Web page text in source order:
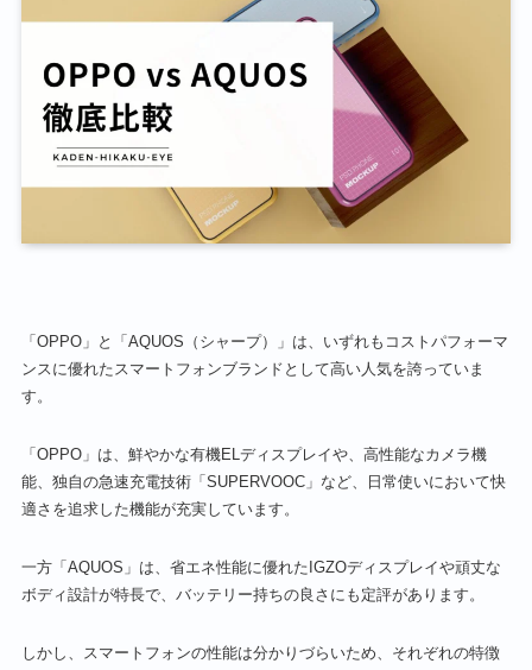
「OPPO」と「AQUOS（シャープ）」は、いずれもコストパフォーマ
ンスに優れたスマートフォンブランドとして高い人気を誇っていま
す。
「OPPO」は、鮮やかな有機ELディスプレイや、高性能なカメラ機
能、独自の急速充電技術「SUPERVOOC」など、日常使いにおいて快
適さを追求した機能が充実しています。
一方「AQUOS」は、省エネ性能に優れたIGZOディスプレイや頑丈な
ボディ設計が特長で、バッテリー持ちの良さにも定評があります。
しかし、スマートフォンの性能は分かりづらいため、それぞれの特徴